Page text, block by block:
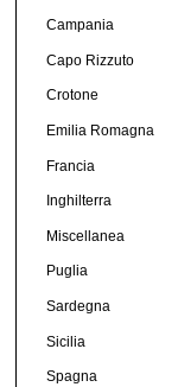
Campania
Capo Rizzuto
Crotone
Emilia Romagna
Francia
Inghilterra
Miscellanea
Puglia
Sardegna
Sicilia
Spagna